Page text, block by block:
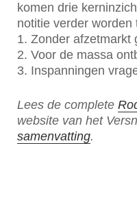
komen drie
notitie verder worden
1. Zonder afzetmarkt
2. Voor de massa
3. Inspanningen
Lees de complete
website van het
samenvatting.